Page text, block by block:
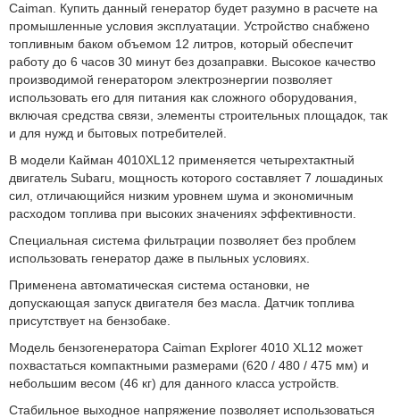
Caiman. Купить данный генератор будет разумно в расчете на
промышленные условия эксплуатации. Устройство снабжено
топливным баком объемом 12 литров, который обеспечит
работу до 6 часов 30 минут без дозаправки. Высокое качество
производимой генератором электроэнергии позволяет
использовать его для питания как сложного оборудования,
включая средства связи, элементы строительных площадок, так
и для нужд и бытовых потребителей.
В модели Кайман 4010XL12 применяется четырехтактный
двигатель Subaru, мощность которого составляет 7 лошадиных
сил, отличающийся низким уровнем шума и экономичным
расходом топлива при высоких значениях эффективности.
Специальная система фильтрации позволяет без проблем
использовать генератор даже в пыльных условиях.
Применена автоматическая система остановки, не
допускающая запуск двигателя без масла. Датчик топлива
присутствует на бензобаке.
Модель бензогенератора Caiman Explorer 4010 XL12 может
похвастаться компактными размерами (620 / 480 / 475 мм) и
небольшим весом (46 кг) для данного класса устройств.
Стабильное выходное напряжение позволяет использоваться